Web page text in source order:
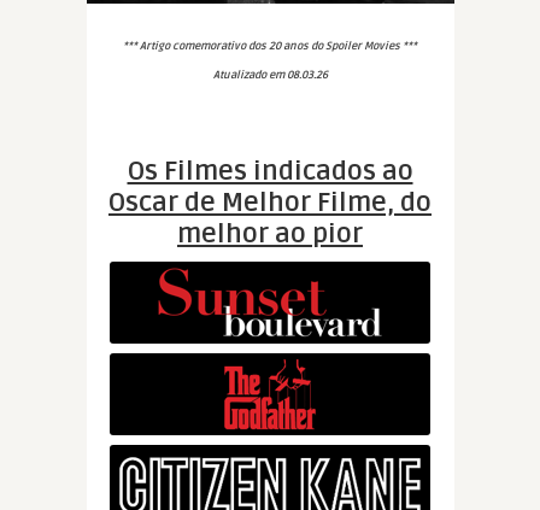
*** Artigo comemorativo dos 20 anos do Spoiler Movies ***
Atualizado em 08.03.26
Os Filmes indicados ao
Oscar de Melhor Filme, do
melhor ao pior